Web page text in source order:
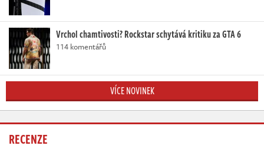
Vrchol chamtivosti? Rockstar schytává kritiku za GTA 6
114 komentářů
VÍCE NOVINEK
RECENZE